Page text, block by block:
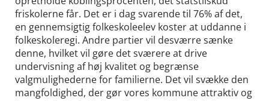
friskolerne får. Det er i dag svarende til 76% af det,
en gennemsigtig folkeskoleelev koster at uddanne i
folkeskoleregi. Andre partier vil desværre sænke
denne, hvilket vil gøre det sværere at drive
undervisning af høj kvalitet og begrænse
valgmulighederne for familierne. Det vil svække den
mangfoldighed, der gør vores kommune attraktiv og